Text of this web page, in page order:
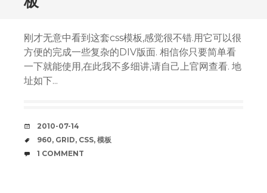
刚才无意中看到这套css模板,感觉很不错.用它可以很
方便的完成一些复杂的DIV版面. 相信你只要简单看
一下就能使用,在此我不多细讲,请自己上官网查看. 地
址如下...
DATE
2010-07-14
TAGS
960, GRID, CSS, 模板
COMMENTS
1 COMMENT